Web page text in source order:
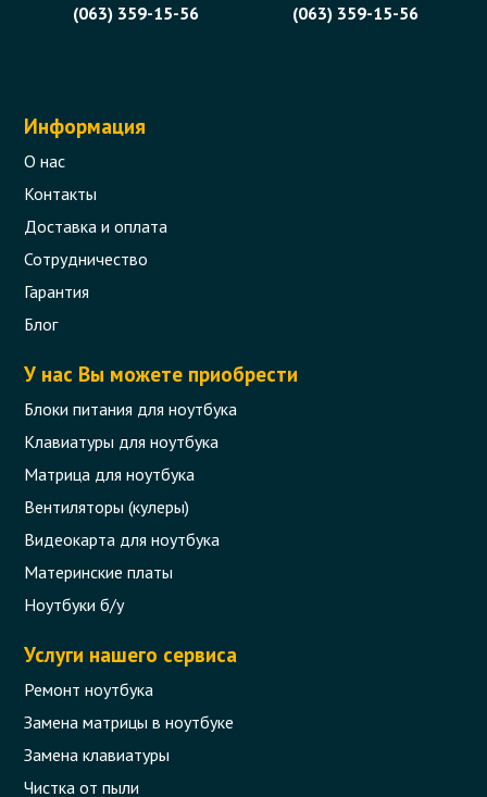
(063) 359-15-56
(063) 359-15-56
Информация
О нас
Контакты
Доставка и оплата
Сотрудничество
Гарантия
Блог
У нас Вы можете приобрести
Блоки питания для ноутбука
Клавиатуры для ноутбука
Матрица для ноутбука
Вентиляторы (кулеры)
Видеокарта для ноутбука
Материнские платы
Ноутбуки б/у
Услуги нашего сервиса
Ремонт ноутбука
Замена матрицы в ноутбуке
Замена клавиатуры
Чистка от пыли